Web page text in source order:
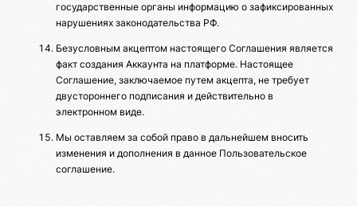
государственные органы информацию о зафиксированных
нарушениях законодательства РФ.
Безусловным акцептом настоящего Соглашения является
факт создания Аккаунта на платформе. Настоящее
Соглашение, заключаемое путем акцепта, не требует
двустороннего подписания и действительно в
электронном виде.
Мы оставляем за собой право в дальнейшем вносить
изменения и дополнения в данное Пользовательское
соглашение.